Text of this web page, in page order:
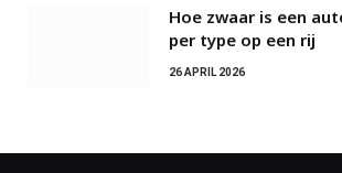
Hoe zwaar is een
per type op een rij
26 APRIL 2026